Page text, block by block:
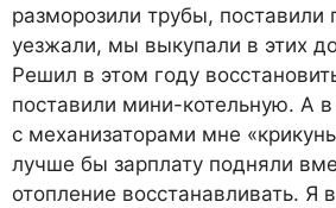
разморозили трубы,
уезжали, мы выкупали в этих
Решил в этом году
поставили мини-котельную. А в
с механизаторами мне
лучше бы зарплату подняли
отопление восстанавливать. Я